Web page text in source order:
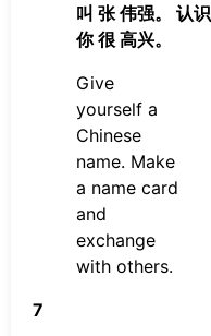
叫 张 伟强。 认识
你 很 高兴。
Give
yourself a
Chinese
name. Make
a name card
and
exchange
with others.
7